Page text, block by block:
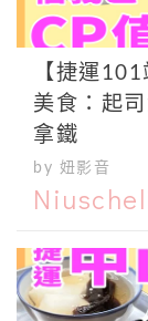
【捷運
美食：起
拿鐵
by 妞影音